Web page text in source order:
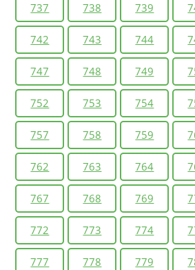
737 738 739
742 743 744
747 748 749
752 753 754
757 758 759
762 763 764
767 768 769
772 773 774
777 778 779